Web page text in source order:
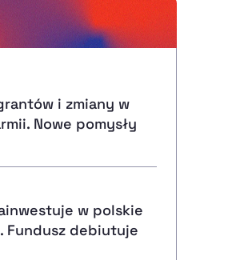
, otwiera się w nowym
i zmiany w
Nowe pomysły
w polskie
Fundusz debiutuje